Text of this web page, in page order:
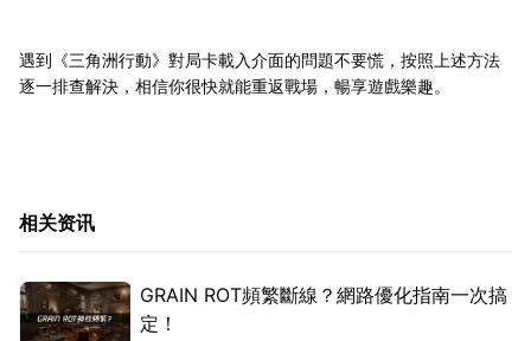
遇到《三角洲行動》對局卡載入介面的問題不要慌，按照上述方法
逐一排查解決，相信你很快就能重返戰場，暢享遊戲樂趣。
相关资讯
GRAIN ROT頻繁斷線？網路優化指南一次搞
定！